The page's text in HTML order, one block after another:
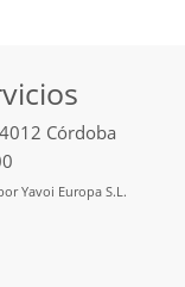
Córdoba
Yavoi Europa S.L.